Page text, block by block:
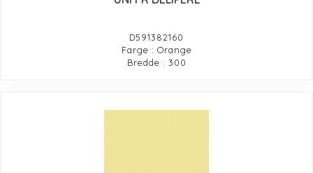
D591382160
Farge : Orange
Bredde : 300